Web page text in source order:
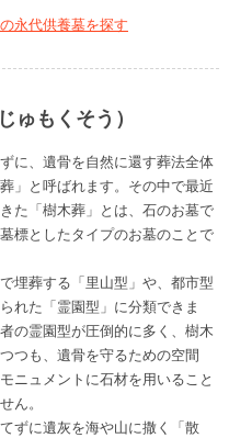
永代供養墓を探す
ゅもくそう）
に、遺骨を自然に還す葬法全体
」と呼ばれます。その中で最近
た「樹木葬」とは、石のお墓で
標としたタイプのお墓のことで
埋葬する「里山型」や、都市型
れた「霊園型」に分類できま
の霊園型が圧倒的に多く、樹木
つも、遺骨を守るための空間
モニュメントに石材を用いること
ん。
ずに遺灰を海や山に撒く「散